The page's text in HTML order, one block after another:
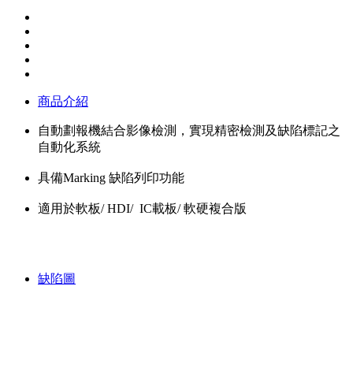
商品介紹
自動劃報機結合影像檢測，實現精密檢測及缺陷標記之
自動化系統
具備Marking 缺陷列印功能
適用於軟板/ HDI/ IC載板/ 軟硬複合版
缺陷圖